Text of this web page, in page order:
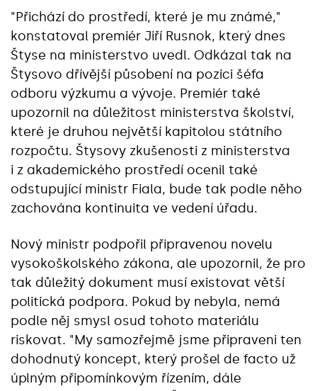
"Přichází do prostředí, které je mu známé,"
konstatoval premiér Jiří Rusnok, který dnes
Štyse na ministerstvo uvedl. Odkázal tak na
Štysovo dřívější působení na pozici šéfa
odboru výzkumu a vývoje. Premiér také
upozornil na důležitost ministerstva školství,
které je druhou největší kapitolou státního
rozpočtu. Štysovy zkušenosti z ministerstva
i z akademického prostředí ocenil také
odstupující ministr Fiala, bude tak podle něho
zachována kontinuita ve vedení úřadu.
Nový ministr podpořil připravenou novelu
vysokoškolského zákona, ale upozornil, že pro
tak důležitý dokument musí existovat větší
politická podpora. Pokud by nebyla, nemá
podle něj smysl osud tohoto materiálu
riskovat. "My samozřejmě jsme připraveni ten
dohodnutý koncept, který prošel de facto už
úplným připomínkovým řízením, dále